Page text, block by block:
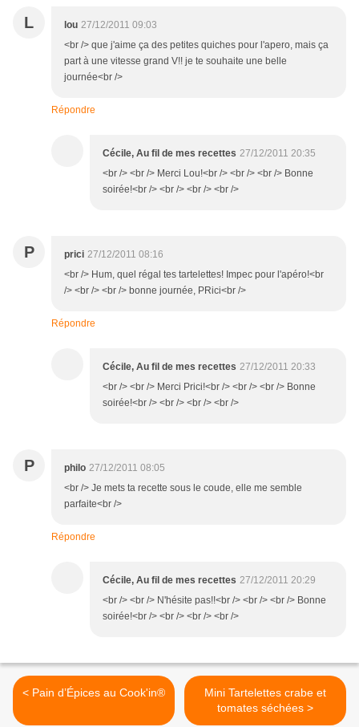
L lou 27/12/2011 09:03
<br /> que j'aime ça des petites quiches pour l'apero, mais ça
part à une vitesse grand V!! je te souhaite une belle
journée<br />
Répondre
Cécile, Au fil de mes recettes 27/12/2011 20:35
<br /> <br /> Merci Lou!<br /> <br /> <br /> Bonne
soirée!<br /> <br /> <br /> <br />
P prici 27/12/2011 08:16
<br /> Hum, quel régal tes tartelettes! Impec pour l'apéro!<br
/> <br /> <br /> bonne journée, PRici<br />
Répondre
Cécile, Au fil de mes recettes 27/12/2011 20:33
<br /> <br /> Merci Prici!<br /> <br /> <br /> Bonne
soirée!<br /> <br /> <br /> <br />
P philo 27/12/2011 08:05
<br /> Je mets ta recette sous le coude, elle me semble
parfaite<br />
Répondre
Cécile, Au fil de mes recettes 27/12/2011 20:29
<br /> <br /> N'hésite pas!!<br /> <br /> <br /> Bonne
soirée!<br /> <br /> <br /> <br />
< Pain d’Épices au Cook'in®
Mini Tartelettes crabe et
tomates séchées >